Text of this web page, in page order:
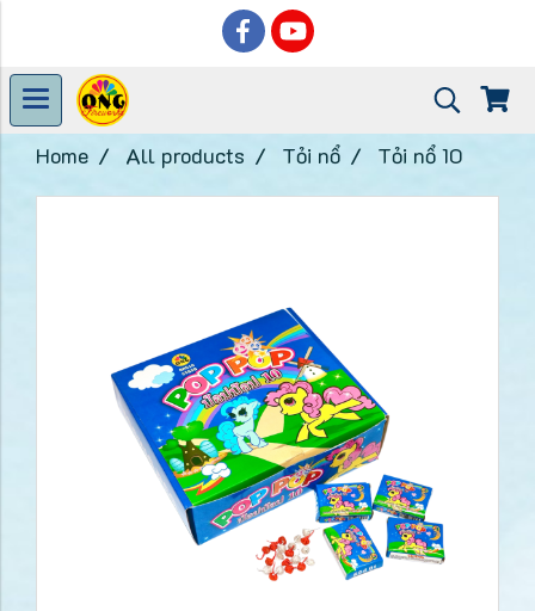
Home All products Tỏi nổ Tỏi nổ 10